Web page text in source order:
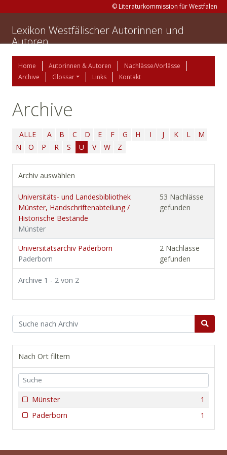
© Literaturkommission für Westfalen
Lexikon Westfälischer Autorinnen und
Autoren
Home Autorinnen & Autoren
Nachlässe/Vorlässe
Archive
Glossar Links Kontakt
Archive
ALLE A B C D E F G H I J K L
M
N
O P R S U V W Z
Archiv auswählen
Universitäts- und Landesbibliothek
Münster, Handschriftenabteilung /
Historische Bestände
Münster
53 Nachlässe
gefunden
Universitätsarchiv Paderborn
Paderborn
2 Nachlässe
gefunden
Archive 1 - 2 von 2
Nach Ort filtern
1
Münster
1
Paderborn